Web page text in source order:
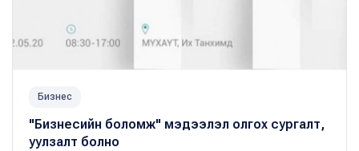
Бизнес
"Бизнесийн боломж" мэдээлэл олгох сургалт,
уулзалт болно